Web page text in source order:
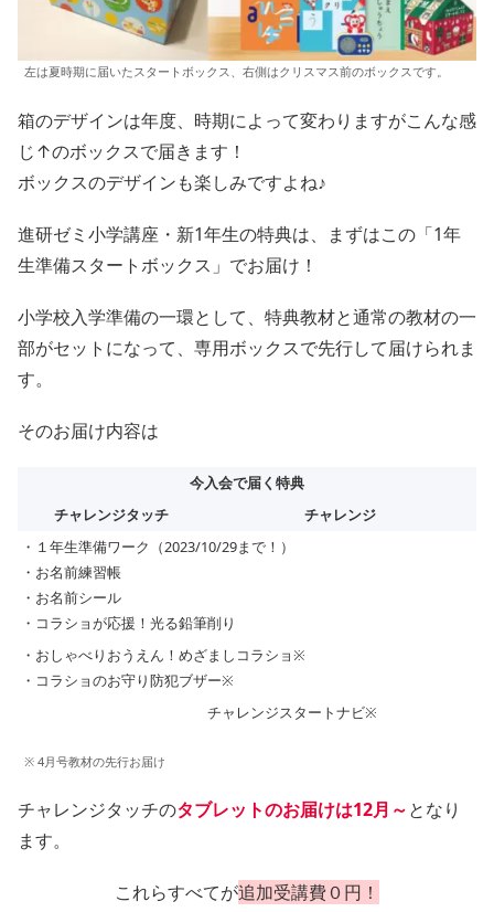
左は夏時期に届いたスタートボックス、右側はクリスマス前のボックスです。
箱のデザインは年度、時期によって変わりますがこんな感
じ↑のボックスで届きます！
ボックスのデザインも楽しみですよね♪
進研ゼミ小学講座・新1年生の特典は、まずはこの「1年
生準備スタートボックス」でお届け！
小学校入学準備の一環として、特典教材と通常の教材の一
部がセットになって、専用ボックスで先行して届けられま
す。
そのお届け内容は
今入会で届く特典
チャレンジタッチ
チャレンジ
・１年生準備ワーク（2023/10/29まで！）
・お名前練習帳
・お名前シール
・コラショが応援！光る鉛筆削り
・おしゃべりおうえん！めざましコラショ※
・コラショのお守り防犯ブザー※
チャレンジスタートナビ※
※ 4月号教材の先行お届け
チャレンジタッチのタブレットのお届けは12月～となり
ます。
これらすべてが追加受講費０円！